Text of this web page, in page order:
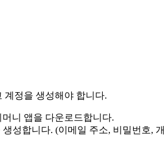
계정을 생성해야 합니다.
머니 앱을 다운로드합니다.
성합니다. (이메일 주소, 비밀번호, 개